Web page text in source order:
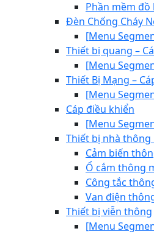
Phần mềm đồ
Đèn Chống Cháy
[Menu
Thiết bị quang –
[Menu
Thiết Bị Mạng –
[Menu
Cáp điều khiển
[Menu
Thiết bị nhà thông
Cảm biến
Ổ cắm thông
Công tắc
Van điện
Thiết bị viễn thông
[Menu